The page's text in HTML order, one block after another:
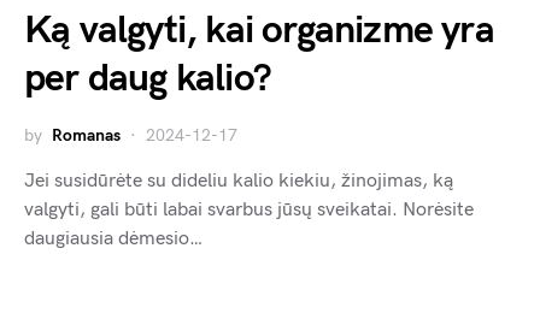
Ką valgyti, kai organizme yra
per daug kalio?
by Romanas 2024-12-17
Jei susidūrėte su dideliu kalio kiekiu, žinojimas, ką
valgyti, gali būti labai svarbus jūsų sveikatai. Norėsite
daugiausia dėmesio…